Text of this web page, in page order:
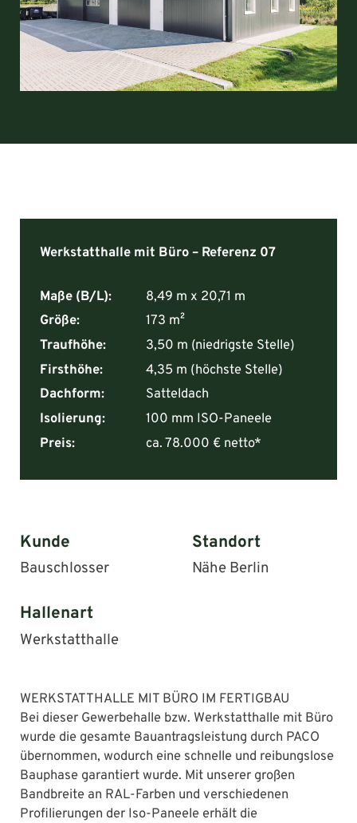
Werkstatthalle mit Büro – Referenz 07
Maße (B/L):
8,49 m x 20,71 m
Größe:
173 m²
Traufhöhe:
3,50 m (niedrigste Stelle)
Firsthöhe:
4,35 m (höchste Stelle)
Dachform:
Satteldach
Isolierung:
100 mm ISO-Paneele
Preis:
ca. 78.000 € netto*
Kunde
Bauschlosser
Standort
Nähe Berlin
Hallenart
Werkstatthalle
WERKSTATTHALLE MIT BÜRO IM FERTIGBAU
Bei dieser Gewerbehalle bzw. Werkstatthalle mit Büro
wurde die gesamte Bauantragsleistung durch PACO
übernommen, wodurch eine schnelle und reibungslose
Bauphase garantiert wurde. Mit unserer großen
Bandbreite an RAL-Farben und verschiedenen
Profilierungen der Iso-Paneele erhält die